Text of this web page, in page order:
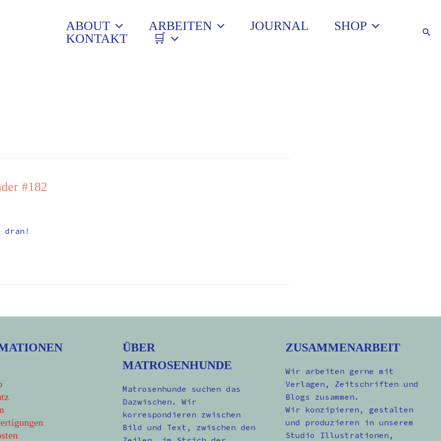
ABOUT ARBEITEN JOURNAL
SHOP
KONTAKT
🛒
#182
dran!
ÜBER
MATROSENHUNDE
Matrosenhunde suchen das
Dazwischen. Wir
korrespondieren zwischen
Bild und Text, zwischen den
ZUSAMMENARBEIT
Wir arbeiten gerne mit
Verlagen, Zeitschriften und
Blogs zusammen.
Wir konzipieren, gestalten
und produzieren in unserem
Studio Illustrationen,